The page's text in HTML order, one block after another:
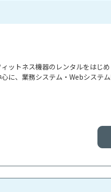
ットネス機器のレンタルをはじ
に、業務システム・Webシステ